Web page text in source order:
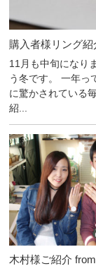
購入者様リング
11月も中旬になり
う冬です。 一年っ
に驚かされている
紹...
木村様ご紹介